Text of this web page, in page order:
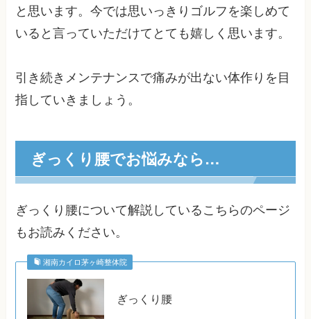
と思います。今では思いっきりゴルフを楽しめて
いると言っていただけてとても嬉しく思います。
引き続きメンテナンスで痛みが出ない体作りを目
指していきましょう。
ぎっくり腰でお悩みなら…
ぎっくり腰について解説しているこちらのページ
もお読みください。
湘南カイロ茅ヶ崎整体院
ぎっくり腰